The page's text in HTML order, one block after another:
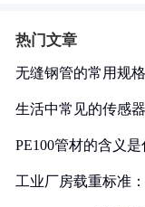
热门文章
无缝钢管的常用规
生活中常见的传感
PE100管材的含义是
工业厂房载重标准